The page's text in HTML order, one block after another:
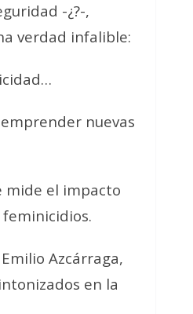
-¿?-,
verdad infalible:
nuevas
mide el impacto
Azcárraga,
en la